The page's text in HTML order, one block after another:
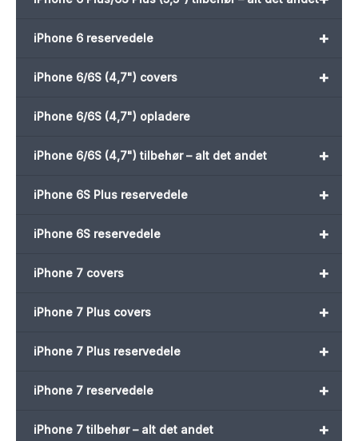
+
iPhone 6 reservedele
+
iPhone 6/6S (4,7") covers
iPhone 6/6S (4,7") opladere
+
iPhone 6/6S (4,7") tilbehør – alt det andet
+
iPhone 6S Plus reservedele
+
iPhone 6S reservedele
+
iPhone 7 covers
+
iPhone 7 Plus covers
+
iPhone 7 Plus reservedele
+
iPhone 7 reservedele
+
iPhone 7 tilbehør – alt det andet